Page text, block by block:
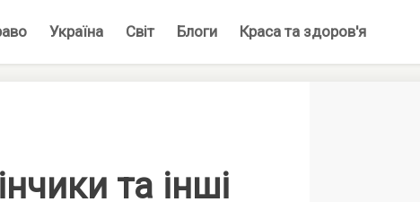
Україна Світ Блоги Краса та здоров'я
та інші